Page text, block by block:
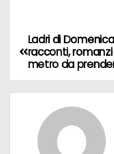
N
a
Ladri di
racconti,
metro da